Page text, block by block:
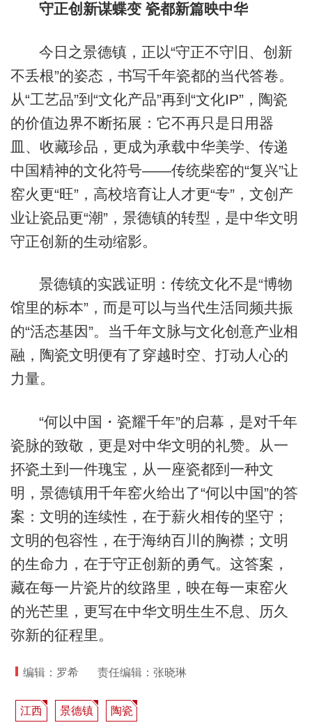
守正创新谋蝶变 瓷都新篇映中华
今日之景德镇，正以“守正不守旧、创新
不丢根”的姿态，书写千年瓷都的当代答卷。
从“工艺品”到“文化产品”再到“文化IP”，陶瓷
的价值边界不断拓展：它不再只是日用器
皿、收藏珍品，更成为承载中华美学、传递
中国精神的文化符号——传统柴窑的“复兴”让
窑火更“旺”，高校培育让人才更“专”，文创产
业让瓷品更“潮”，景德镇的转型，是中华文明
守正创新的生动缩影。
景德镇的实践证明：传统文化不是“博物
馆里的标本”，而是可以与当代生活同频共振
的“活态基因”。当千年文脉与文化创意产业相
融，陶瓷文明便有了穿越时空、打动人心的
力量。
“何以中国・瓷耀千年”的启幕，是对千年
瓷脉的致敬，更是对中华文明的礼赞。从一
抔瓷土到一件瑰宝，从一座瓷都到一种文
明，景德镇用千年窑火给出了“何以中国”的答
案：文明的连续性，在于薪火相传的坚守；
文明的包容性，在于海纳百川的胸襟；文明
的生命力，在于守正创新的勇气。这答案，
藏在每一片瓷片的纹路里，映在每一束窑火
的光芒里，更写在中华文明生生不息、历久
弥新的征程里。
编辑：罗希 责任编辑：张晓琳
江西 景德镇 陶瓷